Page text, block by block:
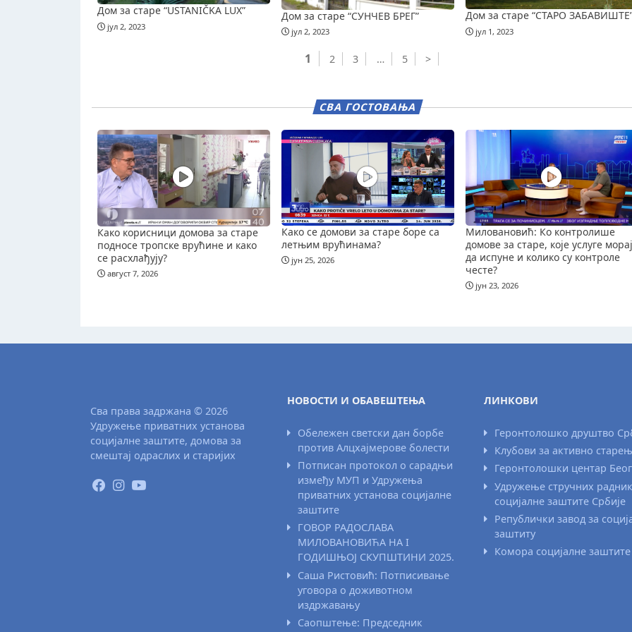
Дом за старе “USTANIČKA LUX”
јул 2, 2023
Дом за старе “СУНЧЕВ БРЕГ”
јул 2, 2023
Дом за старе “СТАРО
јул 1, 2023
1 2 3 … 5 >
СВА ГОСТОВАЊА
Како корисници домова за старе
подносе тропске врућине и како
се расхлађују?
август 7, 2026
Како се домови за старе боре са
летњим врућинама?
јун 25, 2026
Миловановић: Ко контролише
домове за старе, које услуге
да испуне и колико су контроле
честе?
јун 23, 2026
Сва права задржана © 2026
Удружење приватних установа
социјалне заштите, домова за
смештај одраслих и старијих
НОВОСТИ И ОБАВЕШТЕЊА
Обележен светски дан борбе
против Алцхајмерове болести
Потписан протокол о сарадњи
између МУП и Удружења
приватних установа социјалне
заштите
ГОВОР РАДОСЛАВА
МИЛОВАНОВИЋА НА I
ГОДИШЊОЈ СКУПШТИНИ 2025.
Саша Ристовић: Потписивање
уговора о доживотном
издржавању
Саопштење: Председник
ЛИНКОВИ
Геронтолошко друштво
Клубови за активно
Геронтолошки центар
Удружење стручних
социјалне заштите Србије
Републички завод за
заштиту
Комора социјалне заштите